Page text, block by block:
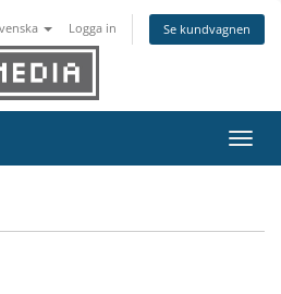
Logga in Se kundvagnen